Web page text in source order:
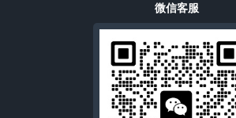
微信客服